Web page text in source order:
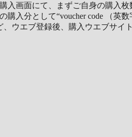
画面にて、まずご自身の購入枚
入分として“voucher code （英
ウエブ登録後、購入ウエブサイ
さい。